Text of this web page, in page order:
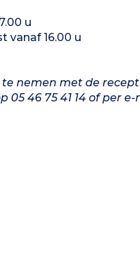
u
vanaf 16.00 u
nemen met de
46 75 41 14 of per e-